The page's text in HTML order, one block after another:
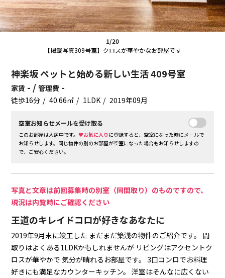
1/20
【掲載写真309号室】クロスが華やかなお部屋です
神楽坂 ペットと始める新しい生活 409号室
家賃 - /管理費 -
徒歩16分 40.66㎡ 1LDK 2019年09月
空室お知らせメールを受け取る
このお部屋は入居中です。♥お気に入り に登録すると、空室になった時にメールで
お知らせします。同じ物件の別のお部屋が空室になった場合もお知らせしますの
で、ご安心ください。
写真と文章は前回募集時の別室（同間取り）のものですので、
現況は内覧時にご確認ください
王道のキレイドコロが好きなあなたに
2019年9月末に竣工した まだまだ築浅の物件のご紹介です。
間
取りはよくある1LDKかもしれませんが リビングはアクセントク
ロスが華やかで 気分が晴れるお部屋です。
3口コンロでお料理
好きにも満足なカウンターキッチン。
洋室はそんなに広くない